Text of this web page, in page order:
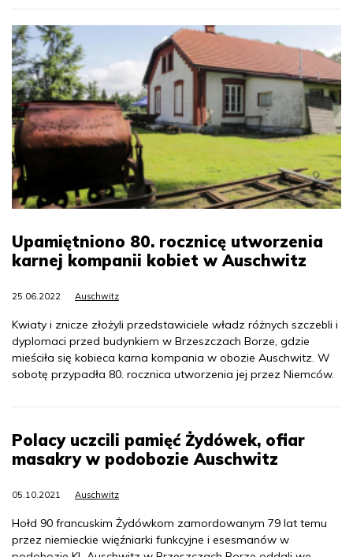
Upamiętniono 80. rocznicę utworzenia
karnej kompanii kobiet w Auschwitz
25.06.2022 Auschwitz
Kwiaty i znicze złożyli przedstawiciele władz różnych szczebli i
dyplomaci przed budynkiem w Brzeszczach Borze, gdzie
mieściła się kobieca karna kompania w obozie Auschwitz. W
sobotę przypadła 80. rocznica utworzenia jej przez Niemców.
Polacy uczcili pamięć Żydówek, ofiar
masakry w podobozie Auschwitz
05.10.2021 Auschwitz
Hołd 90 francuskim Żydówkom zamordowanym 79 lat temu
przez niemieckie więźniarki funkcyjne i esesmanów w